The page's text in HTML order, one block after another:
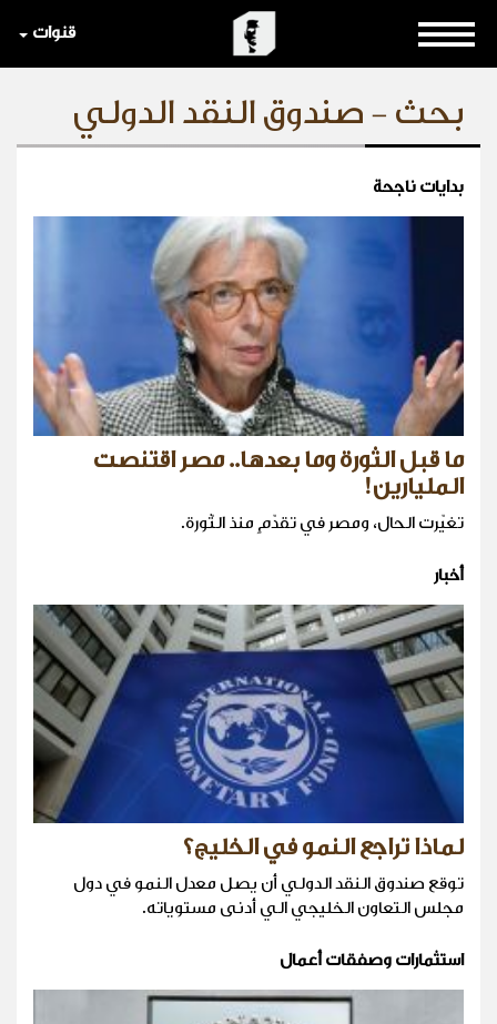
قنوات
بحث - صندوق النقد الدولي
بدايات ناجحة
ما قبل الثورة وما بعدها.. مصر اقتنصت
المليارين!
تغيّرت الحال، ومصر في تقدّمٍ منذ الثّورة.
أخبار
لماذا تراجع النمو في الخليج؟
توقع صندوق النقد الدولي أن يصل معدل النمو في دول
مجلس التعاون الخليجي الي أدنى مستوياته.
استثمارات وصفقات أعمال